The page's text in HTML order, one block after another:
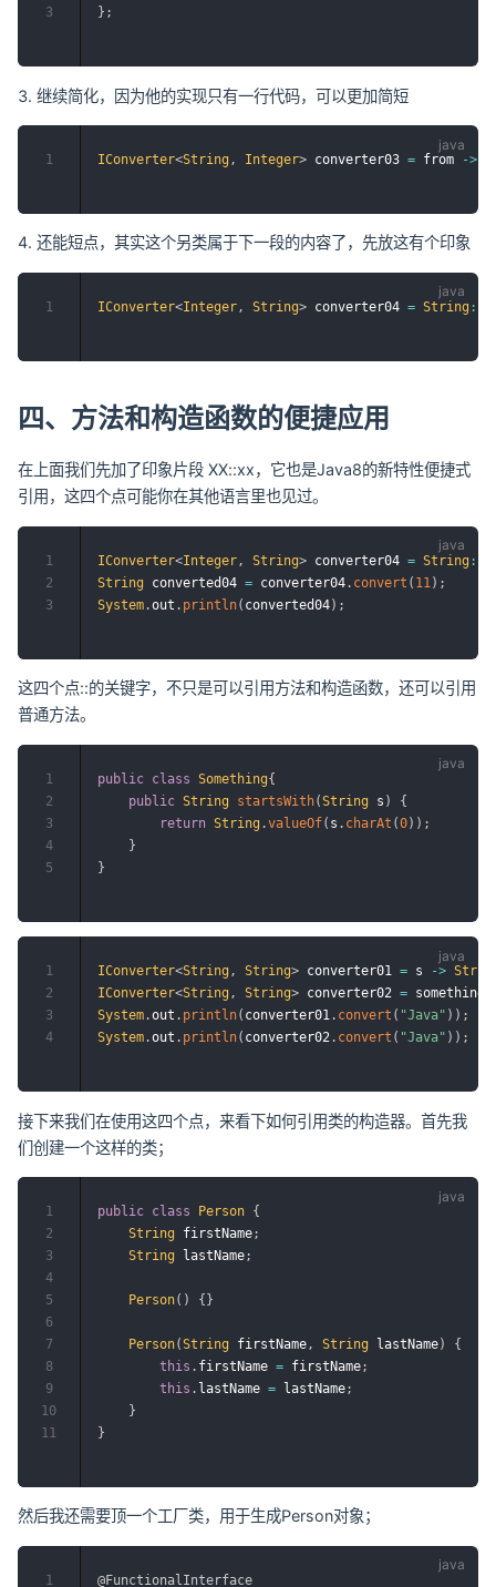
} ;
3
继续简化，因为他的实现只有一行代码，可以更加简短
IConverter<String , Integer> converter03 = from ->
1
还能短点，其实这个另类属于下一段的内容了，先放这有个印象
IConverter<Integer , String> converter04 = String ::
1
四、方法和构造函数的便捷应用
在上面我们先加了印象片段 XX::xx，它也是Java8的新特性便捷式
引用，这四个点可能你在其他语言里也见过。
IConverter<Integer, String> converter04 = String ::
String converted04 = converter04 . convert ( 11) ;
System .out . println( converted04) ;
1
2
3
这四个点::的关键字，不只是可以引用方法和构造函数，还可以引用
普通方法。
public class Something{
public String startsWith(String s )
{
return String .valueOf( s . charAt (0) ) ;
}
}
1
2
3
4
5
IConverter<String , String> converter01 = s ->
IConverter<String , String> converter02 = something
System .out . println( converter01 . convert ( "Java" ) ) ;
System .out . println( converter02 . convert ( "Java" ) ) ;
1
2
3
4
接下来我们在使用这四个点，来看下如何引用类的构造器。首先我
们创建一个这样的类；
public class Person {
String firstName;
String lastName;
Person( ) { }
Person(String firstName, String lastName)
{
this . firstName = firstName;
this . lastName = lastName;
}
}
1
2
3
4
5
6
7
8
9
10
11
然后我还需要顶一个工厂类，用于生成Person对象；
@FunctionalInterface
1